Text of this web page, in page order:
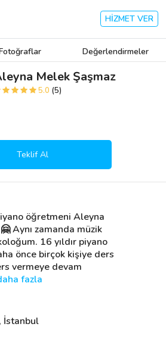
HİZMET VER
Değerlendirmeler
Melek Şaşmaz
5.0 (5)
Teklif Al
öğretmeni Aleyna
Aynı zamanda müzik
16 yıldır piyano
önce birçok kişiye ders
vermeye devam
fazla
İstanbul